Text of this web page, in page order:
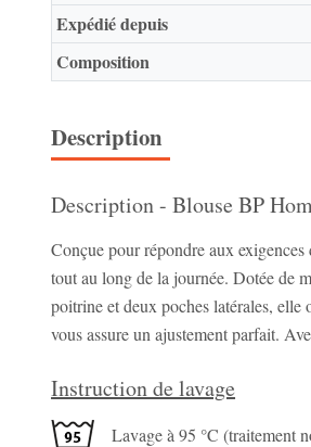
Expédié depuis
Composition
Description
Description - Blouse BP
Conçue pour répondre aux
tout au long de la journée. Dotée de
poitrine et deux poches latérales, elle
vous assure un ajustement parfait.
Instruction de lavage
Lavage à 95 °C (traitement